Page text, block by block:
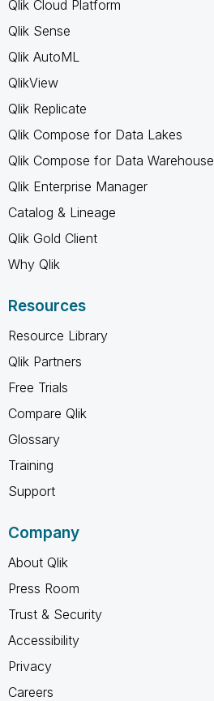
Qlik Cloud Platform
Qlik Sense
Qlik AutoML
QlikView
Qlik Replicate
Qlik Compose for Data Lakes
Qlik Compose for Data Warehouse
Qlik Enterprise Manager
Catalog & Lineage
Qlik Gold Client
Why Qlik
Resources
Resource Library
Qlik Partners
Free Trials
Compare Qlik
Glossary
Training
Support
Company
About Qlik
Press Room
Trust & Security
Accessibility
Privacy
Careers